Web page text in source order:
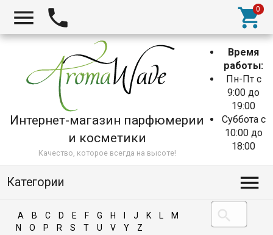
Интернет-магазин парфюмерии
и косметики
Качество, которое всегда на высоте!
Время
работы:
Пн-Пт с
9:00 до
19:00
Суббота с
10:00 до
18:00
Категории
A B C D E F G H J K L
M
N
O P R S T U V Y Z